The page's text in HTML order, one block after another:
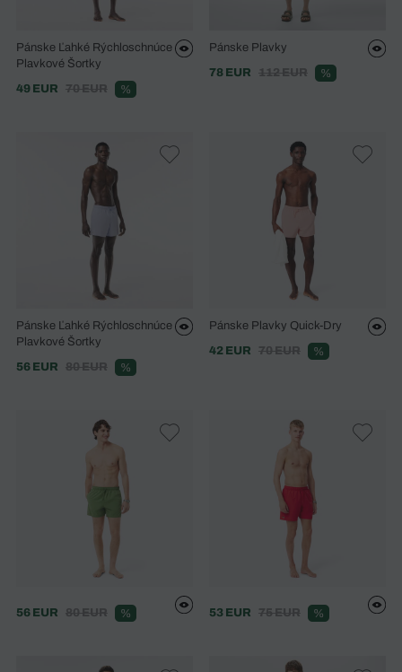
Pánske Ľahké Rýchloschnúce
Plavkové Šortky
49 EUR
70 EUR %
Pánske Plavky
78 EUR
112 EUR %
Pánske Ľahké Rýchloschnúce
Plavkové Šortky
56 EUR
80 EUR %
Pánske Plavky Quick-Dry
42 EUR
70 EUR %
56 EUR 80 EUR % 53 EUR 75 EUR %